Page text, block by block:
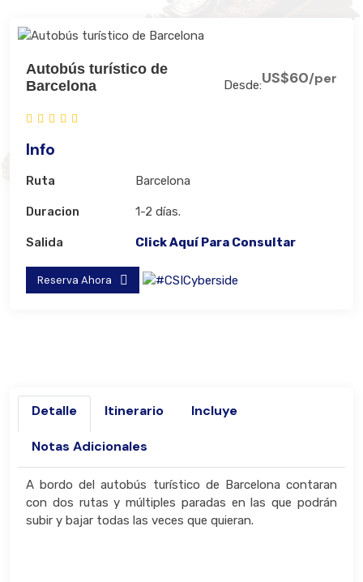
Autobús turístico de
Barcelona
Desde:US$60/per
Info
Ruta Barcelona
Duracion 1-2 días.
Salida Click Aquí Para Consultar
Reserva Ahora
Detalle Itinerario Incluye
Notas Adicionales
A bordo del autobús turístico de Barcelona contaran
con dos rutas y múltiples paradas en las que podrán
subir y bajar todas las veces que quieran.